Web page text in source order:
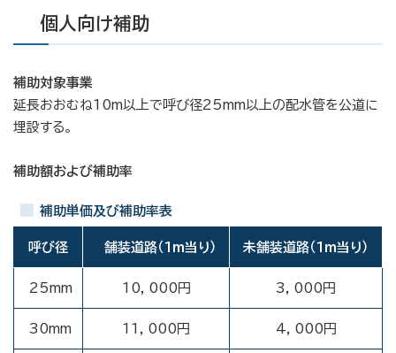
個人向け補助
補助対象事業
延長おおむね10m以上で呼び径25mm以上の配水管を公道に
埋設する。
補助額および補助率
補助単価及び補助率表
呼び径 舗装道路（1m当り） 未舗装道路（1m当り）
25mm 10，000円 3，000円
30mm 11，000円 4，000円